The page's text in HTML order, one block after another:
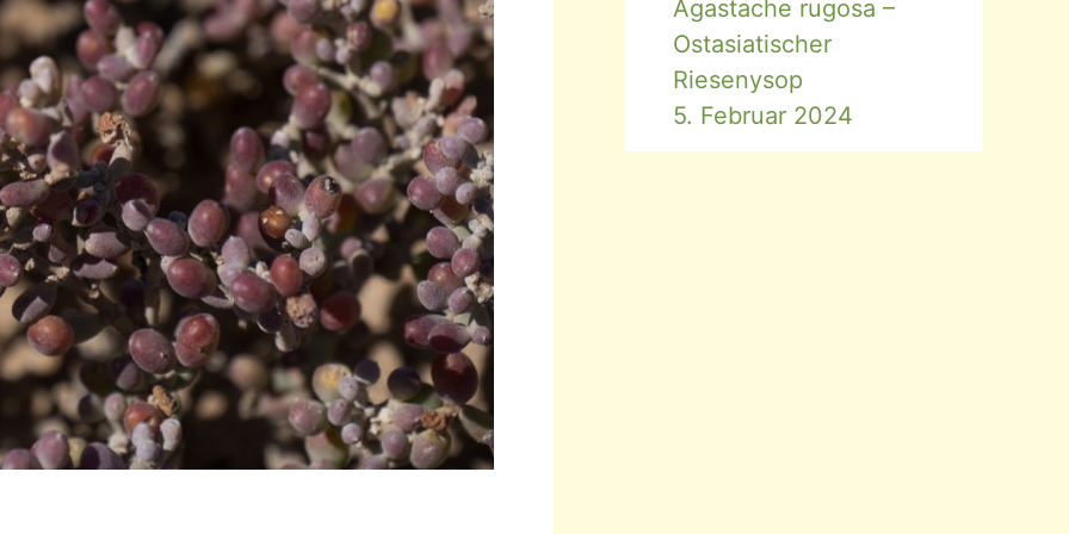
Agastache rugosa –
Ostasiatischer
Riesenysop
5. Februar 2024